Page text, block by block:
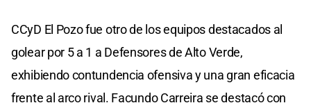
CCyD El Pozo fue otro de los equipos destacados al
golear por 5 a 1 a Defensores de Alto Verde,
exhibiendo contundencia ofensiva y una gran eficacia
frente al arco rival. Facundo Carreira se destacó con